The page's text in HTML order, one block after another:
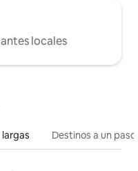
locales
Destinos a un